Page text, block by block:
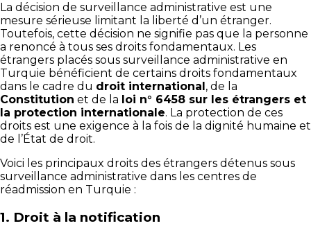
La décision de surveillance administrative est une
mesure sérieuse limitant la liberté d’un étranger.
Toutefois, cette décision ne signifie pas que la personne
a renoncé à tous ses droits fondamentaux. Les
étrangers placés sous surveillance administrative en
Turquie bénéficient de certains droits fondamentaux
dans le cadre du droit international , de la
Constitution et de la loi n° 6458 sur les étrangers et
la protection internationale. La protection de ces
droits est une exigence à la fois de la dignité humaine et
de l’État de droit.
Voici les principaux droits des étrangers détenus sous
surveillance administrative dans les centres de
réadmission en Turquie :
1. Droit à la notification